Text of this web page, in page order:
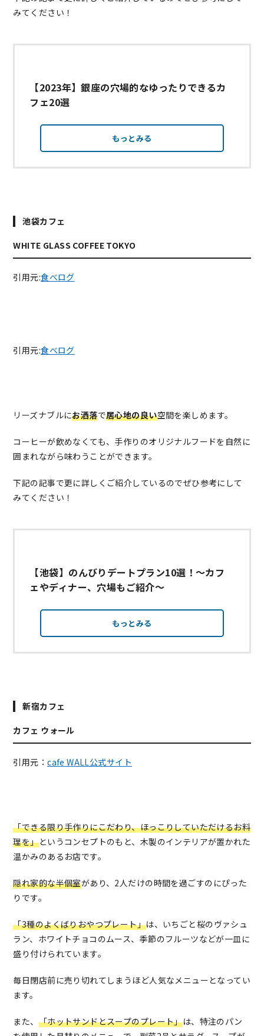
みてください！
【2023年】銀座の穴場的なゆったりできるカ
フェ20選
もっとみる
池袋カフェ
WHITE GLASS COFFEE TOKYO
引用元:食べログ
引用元:食べログ
リーズナブルにお洒落で居心地の良い空間を楽しめます。
コーヒーが飲めなくても、手作りのオリジナルフードを自然に
囲まれながら味わうことができます。
下記の記事で更に詳しくご紹介しているのでぜひ参考にして
みてください！
【池袋】のんびりデートプラン10選！～カフ
ェやディナー、穴場もご紹介～
もっとみる
新宿カフェ
カフェ ウォール
引用元：cafe WALL公式サイト
「できる限り手作りにこだわり、ほっこりしていただけるお料
理を」というコンセプトのもと、木製のインテリアが置かれた
温かみのあるお店です。
隠れ家的な半個室があり、2人だけの時間を過ごすのにぴった
りです。
「3種のよくばりおやつプレート」は、いちごと桜のヴァシュ
ラン、ホワイトチョコのムース、季節のフルーツなどが一皿に
盛り付けられています。
毎日閉店前に売り切れてしまうほど人気なメニューとなってい
ます。
また、 「ホットサンドとスープのプレート」は、特注のパン